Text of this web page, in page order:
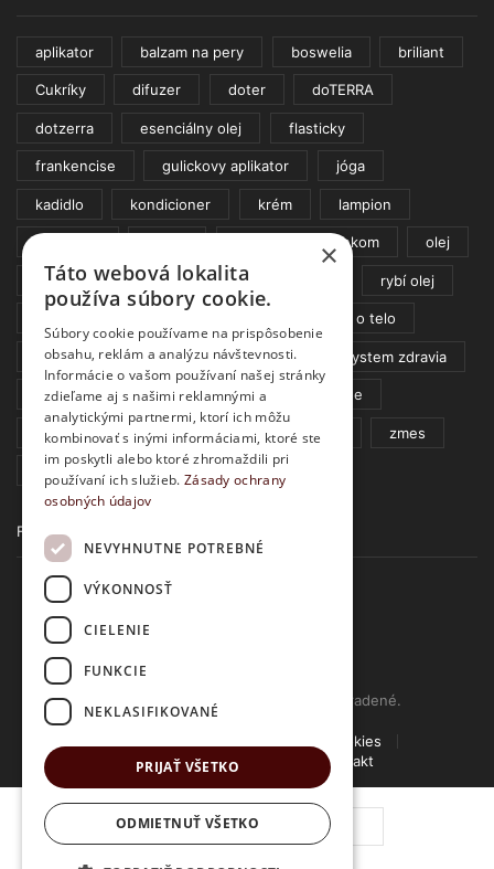
aplikator balzam na pery boswelia briliant
Cukríky difuzer doter doTERRA
dotzerra esenciálny olej flasticky
frankencise gulickovy aplikator jóga
kadidlo kondicioner krém lampion
ochrana pred slnkom olej
opaľovaci krem opaľovanie rybí olej
starostlivosť o telo
stromcek svietnik Sviečka system zdravia
sérum tonikum Touch veráge
vianoce vianočna sviečka zazvor zmes
zvoncek čistiaci gel šampón
FACEBOOK
© www.lampoil.sk | Všetky práva vyhradené.
Cookies
Obchodné podmienky
Kontakt
Dekoratívne
×
Táto webová lokalita
používa súbory cookie.
Súbory cookie používame na prispôsobenie
obsahu, reklám a analýzu návštevnosti.
Informácie o vašom používaní našej stránky
zdieľame aj s našimi reklamnými a
analytickými partnermi, ktorí ich môžu
kombinovať s inými informáciami, ktoré ste
im poskytli alebo ktoré zhromaždili pri
používaní ich služieb. Zásady ochrany
osobných údajov
NEVYHNUTNE POTREBNÉ
VÝKONNOSŤ
CIELENIE
FUNKCIE
NEKLASIFIKOVANÉ
PRIJAŤ VŠETKO
ODMIETNUŤ VŠETKO